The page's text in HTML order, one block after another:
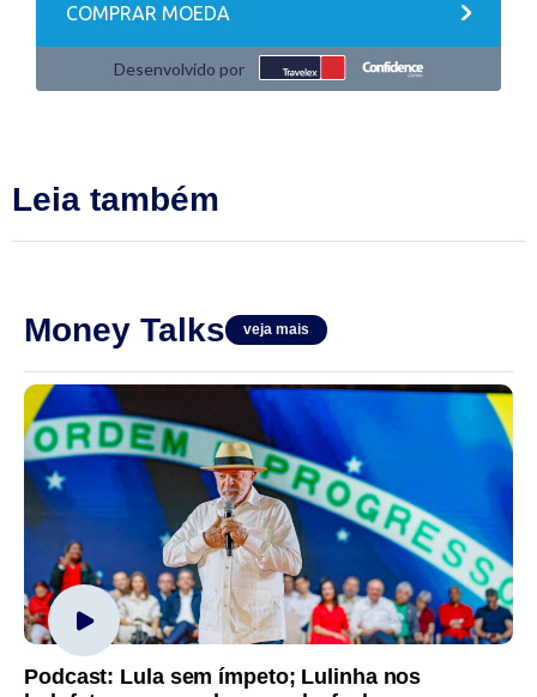
Leia também
Money Talks veja mais
Podcast: Lula sem ímpeto; Lulinha nos